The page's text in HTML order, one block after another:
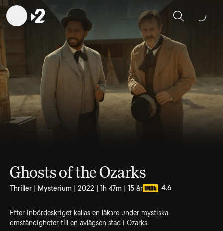
Sök
Ghosts of the Ozarks
Thriller | Mysterium | 2022 | 1h 47m | 15 år 4.6
Efter inbördeskriget kallas en läkare under mystiska
omständigheter till en avlägsen stad i Ozarks.